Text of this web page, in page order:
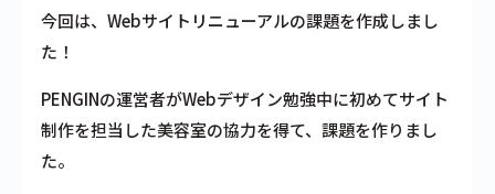
今回は、Webサイトリニューアルの課題を作成しまし
た！
PENGINの運営者がWebデザイン勉強中に初めてサイト
制作を担当した美容室の協力を得て、課題を作りまし
た。